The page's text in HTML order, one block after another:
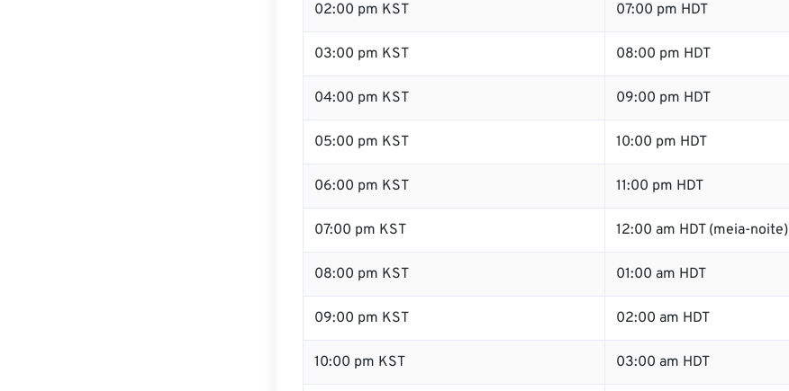
02:00 pm KST 07:00 pm HDT
03:00 pm KST 08:00 pm HDT
04:00 pm KST 09:00 pm HDT
05:00 pm KST 10:00 pm HDT
06:00 pm KST 11:00 pm HDT
07:00 pm KST 12:00 am HDT (meia-noite)
08:00 pm KST 01:00 am HDT
09:00 pm KST 02:00 am HDT
10:00 pm KST 03:00 am HDT